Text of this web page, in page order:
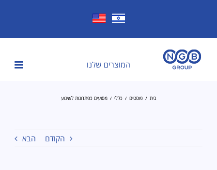
המוצרים שלנו
בית פוסטים כללי מסועים כפתרונות לשינוע
הקודם הבא